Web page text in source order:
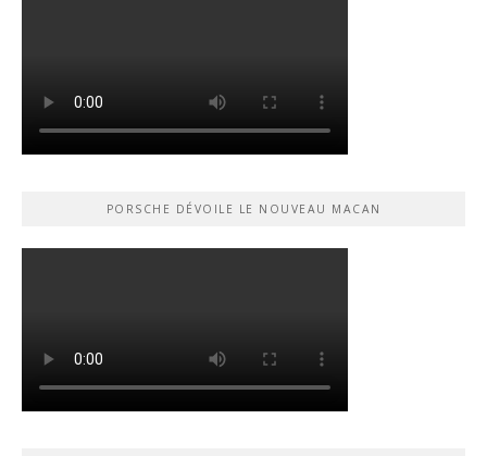
PORSCHE DÉVOILE LE NOUVEAU MACAN